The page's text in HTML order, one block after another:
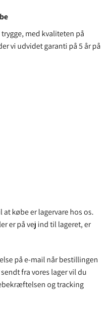
med kvaliteten på
vi udvidet garanti på 5 år på
købe er lagervare hos os.
er på vej ind til lageret, er
på e-mail når bestillingen
fra vores lager vil du
og tracking